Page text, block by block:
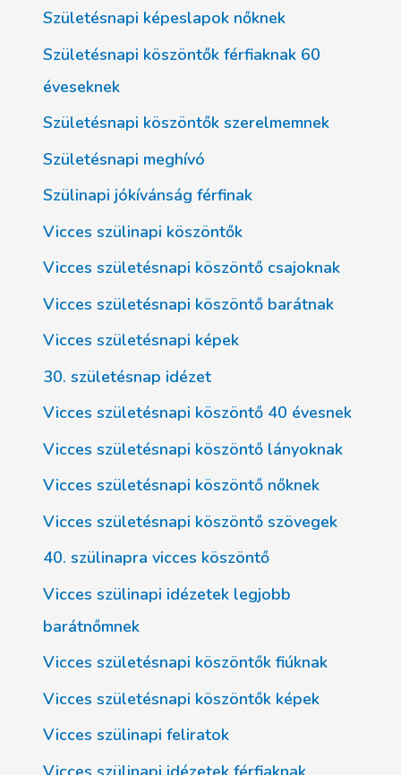
Születésnapi képeslapok nőknek
Születésnapi köszöntők férfiaknak 60
éveseknek
Születésnapi köszöntők szerelmemnek
Születésnapi meghívó
Szülinapi jókívánság férfinak
Vicces szülinapi köszöntők
Vicces születésnapi köszöntő csajoknak
Vicces születésnapi köszöntő barátnak
Vicces születésnapi képek
30. születésnap idézet
Vicces születésnapi köszöntő 40 évesnek
Vicces születésnapi köszöntő lányoknak
Vicces születésnapi köszöntő nőknek
Vicces születésnapi köszöntő szövegek
40. szülinapra vicces köszöntő
Vicces szülinapi idézetek legjobb
barátnőmnek
Vicces születésnapi köszöntők fiúknak
Vicces születésnapi köszöntők képek
Vicces szülinapi feliratok